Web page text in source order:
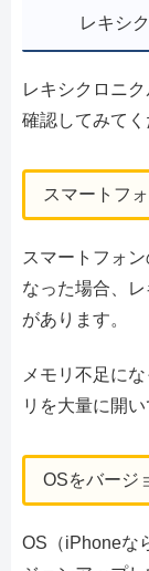
レキシ
レキシクロニ
確認してみてく
スマートフ
スマートフォ
なった場合、
があります。
メモリ不足に
リを大量に開
OSをバージ
OS（iPhoneな